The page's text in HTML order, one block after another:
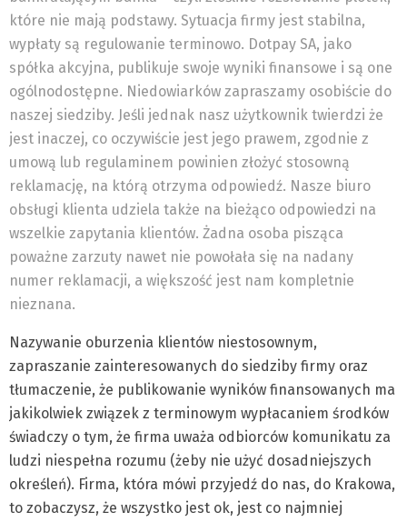
które nie mają podstawy. Sytuacja firmy jest stabilna,
wypłaty są regulowanie terminowo. Dotpay SA, jako
spółka akcyjna, publikuje swoje wyniki finansowe i są one
ogólnodostępne. Niedowiarków zapraszamy osobiście do
naszej siedziby. Jeśli jednak nasz użytkownik twierdzi że
jest inaczej, co oczywiście jest jego prawem, zgodnie z
umową lub regulaminem powinien złożyć stosowną
reklamację, na którą otrzyma odpowiedź. Nasze biuro
obsługi klienta udziela także na bieżąco odpowiedzi na
wszelkie zapytania klientów. Żadna osoba pisząca
poważne zarzuty nawet nie powołała się na nadany
numer reklamacji, a większość jest nam kompletnie
nieznana.
Nazywanie oburzenia klientów niestosownym,
zapraszanie zainteresowanych do siedziby firmy oraz
tłumaczenie, że publikowanie wyników finansowanych ma
jakikolwiek związek z terminowym wypłacaniem środków
świadczy o tym, że firma uważa odbiorców komunikatu za
ludzi niespełna rozumu (żeby nie użyć dosadniejszych
określeń). Firma, która mówi przyjedź do nas, do Krakowa,
to zobaczysz, że wszystko jest ok, jest co najmniej